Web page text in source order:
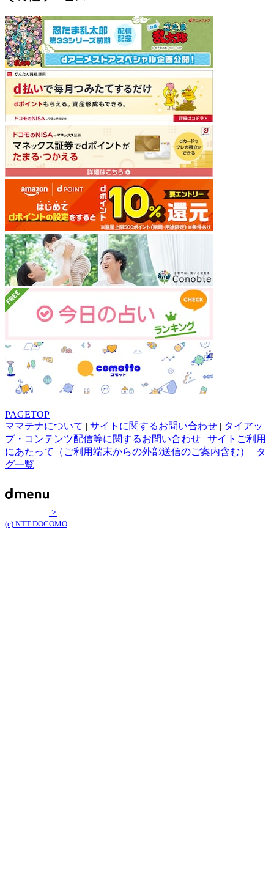
PAGETOP
ママテナについて | サイトに関するお問い合わせ | タイアッ
プ・コンテンツ配信等に関するお問い合わせ | サイトご利用
にあたって（ご利用端末からの外部送信のご案内含む） | タ
グ一覧
>
(c) NTT DOCOMO